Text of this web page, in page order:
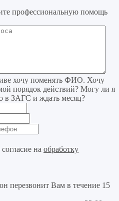
профессиональную помощь
хочу поменять ФИО. Хочу
порядок действий? Могу ли я
в ЗАГС и ждать месяц?
на обработку
перезвонит Вам в течение 15